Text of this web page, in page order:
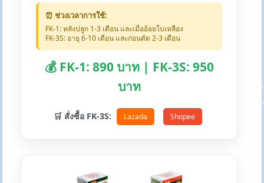
⏰ ช่วงเวลาการใช้:
FK-1: หลังปลูก 1-3 เดือน และเมื่ออ้อยใบเหลือง
FK-3S: อายุ 6-10 เดือน และก่อนตัด 2-3 เดือน
💰 FK-1: 890 บาท | FK-3S: 950
บาท
🛒 สั่งซื้อ FK-3S: Lazada Shopee